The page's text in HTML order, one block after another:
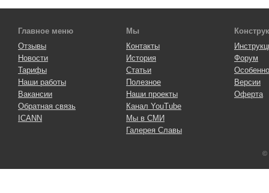
Главное меню
Отзывы
Новости
Тарифы
Наши работы
Вакансии
Обратная связь
ICANN
Мы
Контакты
История
Статьи
Полезное
Наши проекты
Канал YouTube
Мы в СМИ
Галерея Славы
Форум
Версии
Оферта
©